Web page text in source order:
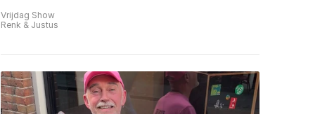
Vrijdag Show
Renk & Justus